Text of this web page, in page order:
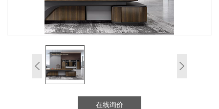
在线询价